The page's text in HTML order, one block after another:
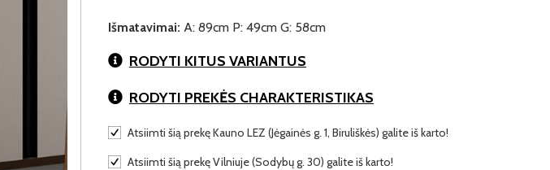
Išmatavimai: A: 89cm P: 49cm G: 58cm
RODYTI KITUS VARIANTUS
RODYTI PREKĖS CHARAKTERISTIKAS
Atsiimti šią prekę Kauno LEZ (Jėgainės g. 1, Biruliškės) galite iš karto!
Atsiimti šią prekę Vilniuje (Sodybų g. 30) galite iš karto!